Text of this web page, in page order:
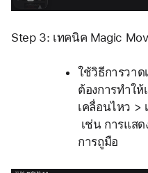
Step 3: เทคนิค Magic
ใช้วิธีการวา
ต้องการทำใ
เคลื่อนไหว >
เช่น การแส
การถูมือ